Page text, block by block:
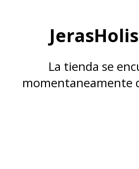
La tienda se
momentaneamente